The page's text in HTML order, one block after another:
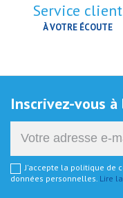
Service client
À VOTRE ÉCOUTE
Inscrivez-vous
J'accepte la politique de
données personnelles. Lire